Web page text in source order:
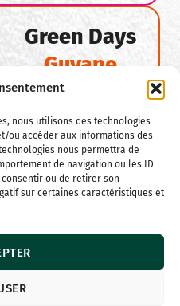
nous utilisons des technologies
ou accéder aux informations des
nous permettra de
de navigation ou les ID
ou de retirer son
sur certaines caractéristiques et
Green Days
Guyane
SAVOIR
PLUS
Green Days
Martinique
EN